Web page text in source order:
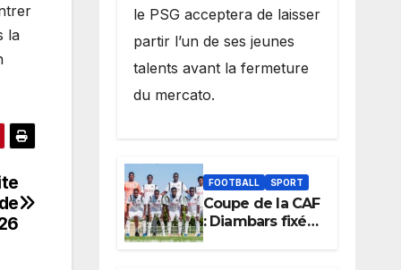
la
le PSG acceptera de laisser
partir l’un de ses jeunes
talents avant la fermeture
du mercato.
FOOTBALL SPORT
Coupe de la CAF
: Diambars fixé
sur son destin